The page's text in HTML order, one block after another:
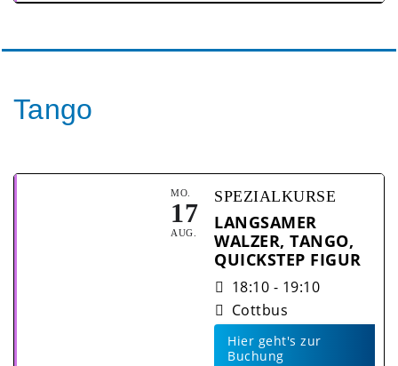
DEZ.
Tango
MO.
17
AUG.
SPEZIALKURSE
LANGSAMER
WALZER, TANGO,
QUICKSTEP FIGUR
18:10 - 19:10
Cottbus
Hier geht's zur
Buchung